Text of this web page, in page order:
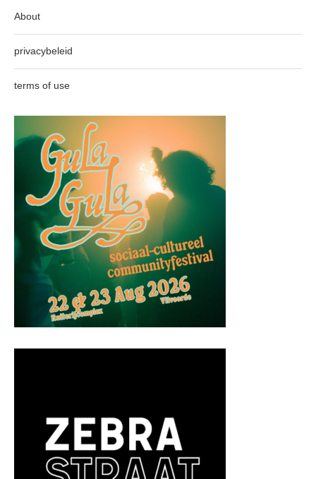
About
privacybeleid
terms of use